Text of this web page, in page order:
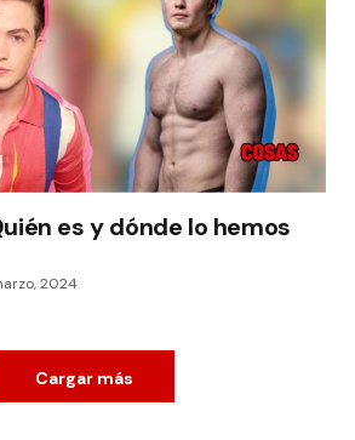
es y dónde lo hemos
2024
Cargar más